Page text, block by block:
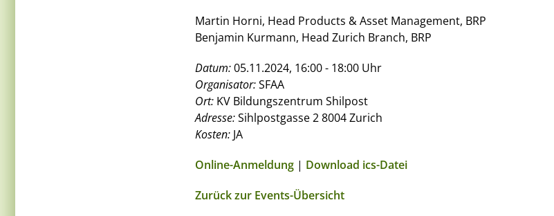
Martin Horni, Head Products & Asset Management, BRP
Benjamin Kurmann, Head Zurich Branch, BRP
Datum:05.11.2024, 16:00 - 18:00 Uhr
Organisator:SFAA
Ort: KV Bildungszentrum Shilpost
Adresse:Sihlpostgasse 2 8004 Zurich
Kosten: JA
Online-Anmeldung | Download ics-Datei
Zurück zur Events-Übersicht